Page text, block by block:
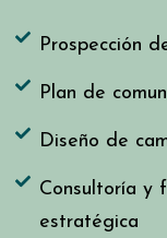
Prospección
Plan de
Diseño de
Consultoría y
estratégica